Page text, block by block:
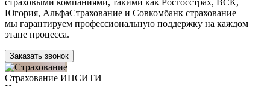
Югория, АльфаСтрахование и Совкомбанк страхование
мы гарантируем профессиональную поддержку на каждом
этапе процесса.
Заказать звонок
Страхование ИНСИТИ